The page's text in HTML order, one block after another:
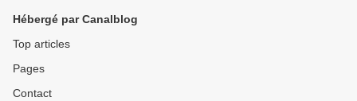
Hébergé par Canalblog
Top articles
Pages
Contact